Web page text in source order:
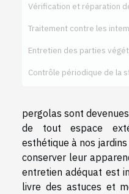
Vérification et réparation
Traitement contre les
Entretien des parties
Contrôle périodique de la
pergolas sont
de tout espace
esthétique à nos
conserver leur
entretien adéquat est
livre des astuces et